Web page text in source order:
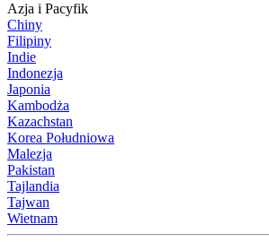
Azja i Pacyfik
Chiny
Filipiny
Indie
Indonezja
Japonia
Kambodża
Kazachstan
Korea Południowa
Malezja
Pakistan
Tajlandia
Tajwan
Wietnam